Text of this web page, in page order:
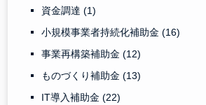
資金調達(1)
小規模事業者持続化補助金(16)
事業再構築補助金(12)
ものづくり補助金(13)
IT導入補助金(22)